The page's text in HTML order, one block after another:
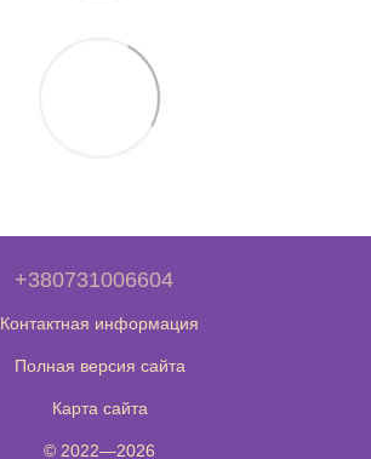
+380731006604
Контактная информация
Полная версия сайта
Карта сайта
© 2022—2026